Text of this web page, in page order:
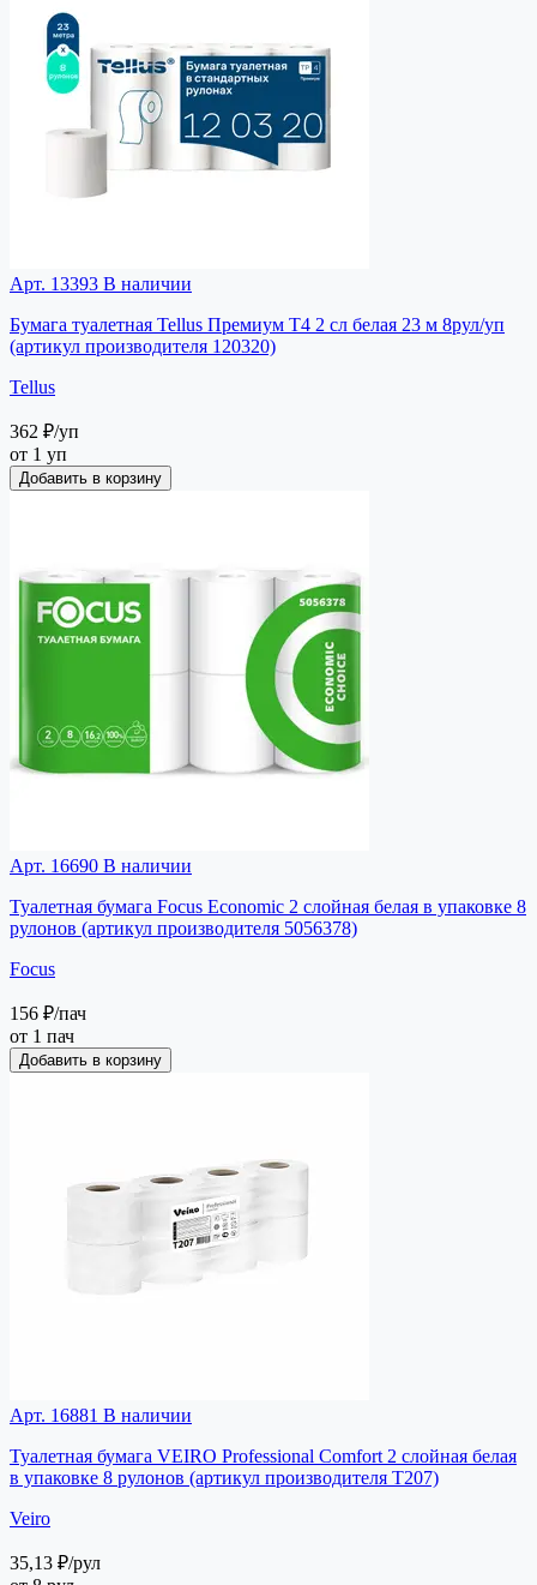
Арт. 13393 В наличии
Бумага туалетная Tellus Премиум T4 2 сл белая 23 м 8рул/уп
(артикул производителя 120320)
Tellus
362 ₽/уп
от 1 уп
Добавить в корзину
Арт. 16690 В наличии
Туалетная бумага Focus Economic 2 слойная белая в упаковке 8
рулонов (артикул производителя 5056378)
Focus
156 ₽/пач
от 1 пач
Добавить в корзину
Арт. 16881 В наличии
Туалетная бумага VEIRO Professional Comfort 2 слойная белая
в упаковке 8 рулонов (артикул производителя T207)
Veiro
35,13 ₽/рул